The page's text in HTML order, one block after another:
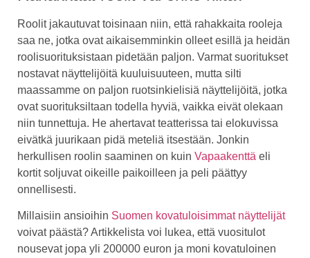
Roolit jakautuvat toisinaan niin, että rahakkaita rooleja
saa ne, jotka ovat aikaisemminkin olleet esillä ja heidän
roolisuorituksistaan pidetään paljon. Varmat suoritukset
nostavat näyttelijöitä kuuluisuuteen, mutta silti
maassamme on paljon ruotsinkielisiä näyttelijöitä, jotka
ovat suorituksiltaan todella hyviä, vaikka eivät olekaan
niin tunnettuja. He ahertavat teatterissa tai elokuvissa
eivätkä juurikaan pidä meteliä itsestään. Jonkin
herkullisen roolin saaminen on kuin Vapaakenttä eli
kortit soljuvat oikeille paikoilleen ja peli päättyy
onnellisesti.
Millaisiin ansioihin Suomen kovatuloisimmat näyttelijät
voivat päästä? Artikkelista voi lukea, että vuositulot
nousevat jopa yli 200000 euron ja moni kovatuloinen